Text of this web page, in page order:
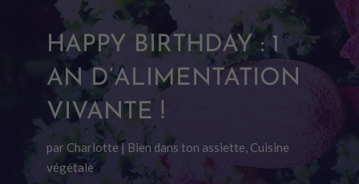
HAPPY BIRTHDAY : 1
AN D’ALIMENTATION
VIVANTE !
parCharlotte | Bien dans ton assiette, Cuisine
végétale